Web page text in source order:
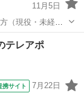
11月5日
（現役・未経験
ださい。） 本
のまとまった時
テレアポ
携サイト 7月22日